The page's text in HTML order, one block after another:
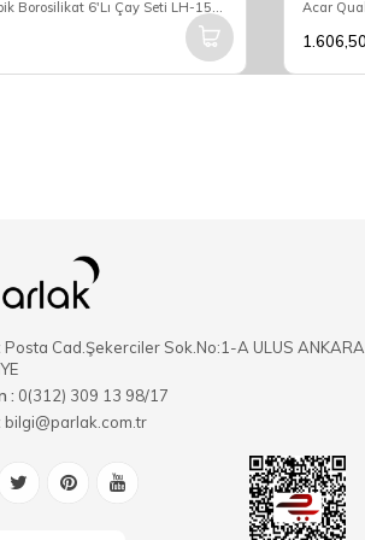
Arow Tombik Borosilikat 6'Lı Çay Seti LH-1580
Posta Cad.Şekerciler Sok.No:1-A ULUS ANKARA
: 0(312) 309 13 98/17
bilgi@parlak.com.tr